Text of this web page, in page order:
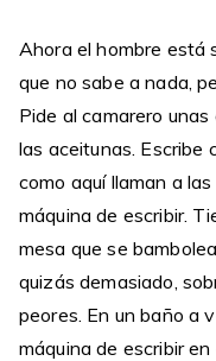
Ahora el hombre está
que no sabe a nada,
Pide al camarero
las aceitunas. Escribe
como aquí llaman a
máquina de escribir.
mesa que se
quizás demasiado,
peores. En un baño a
máquina de escribir